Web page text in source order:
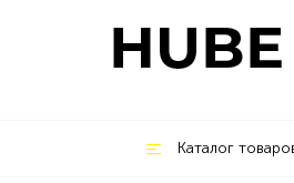
Каталог